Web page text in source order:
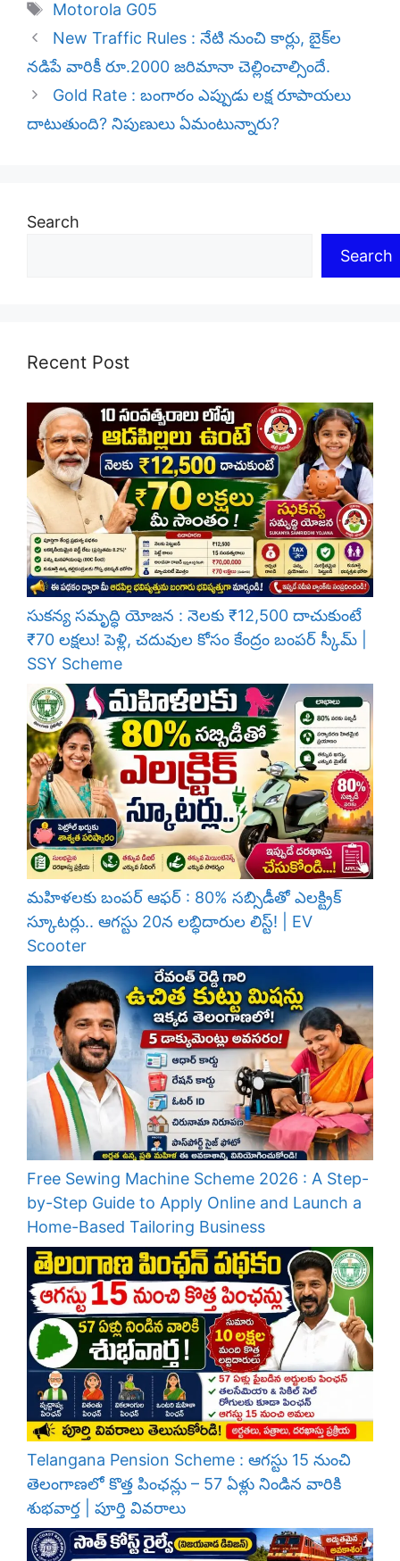
Tags
Motorola G05
New Traffic Rules : నేటి నుంచి కార్లు, బైక్‌ల
నడిపే వారికీ రూ.2000 జరిమానా చెల్లించాల్సిందే.
Gold Rate : బంగారం ఎప్పుడు లక్ష రూపాయలు
దాటుతుంది? నిపుణులు ఏమంటున్నారు?
Search
Search
Recent Post
సుకన్య సమృద్ధి యోజన : నెలకు ₹12,500 దాచుకుంటే
₹70 లక్షలు! పెళ్లి, చదువుల కోసం కేంద్రం బంపర్ స్కీమ్ |
SSY Scheme
మహిళలకు బంపర్ ఆఫర్ : 80% సబ్సిడీతో ఎలక్ట్రిక్
స్కూటర్లు.. ఆగస్టు 20న లబ్ధిదారుల లిస్ట్! | EV
Scooter
Free Sewing Machine Scheme 2026 : A Step-
by-Step Guide to Apply Online and Launch a
Home-Based Tailoring Business
Telangana Pension Scheme : ఆగస్టు 15 నుంచి
తెలంగాణలో కొత్త పింఛన్లు – 57 ఏళ్లు నిండిన వారికి
శుభవార్త | పూర్తి వివరాలు